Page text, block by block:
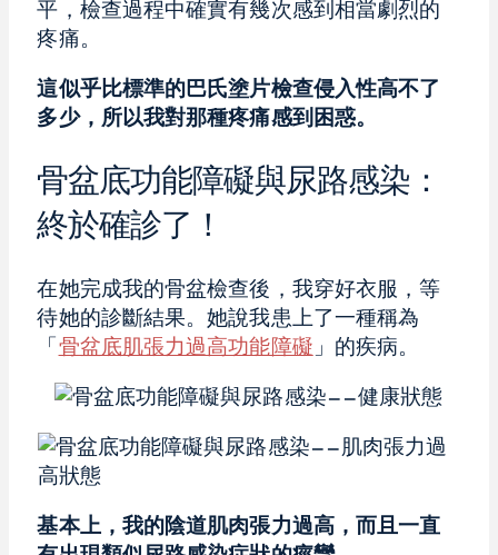
平，檢查過程中確實有幾次感到相當劇烈的
疼痛。
這似乎比標準的巴氏塗片檢查侵入性高不了
多少，所以我對那種疼痛感到困惑。
骨盆底功能障礙與尿路感染：
終於確診了！
在她完成我的骨盆檢查後，我穿好衣服，等
待她的診斷結果。她說我患上了一種稱為
「 骨盆底肌張力過高功能障礙 」的疾病。
基本上，我的陰道肌肉張力過高，而且一直